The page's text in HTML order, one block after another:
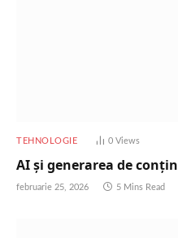
TEHNOLOGIE 0 Views
AI și generarea de
februarie 25, 2026 5 Mins Read